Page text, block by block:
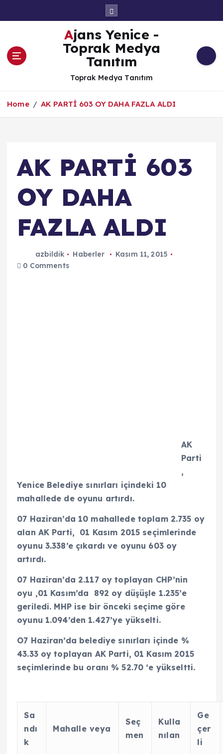
a
Ajans Yenice -
Toprak Medya
Tanıtım
Toprak Medya Tanıtım
Home AK PARTİ 603 OY DAHA FAZLA ALDI
AK PARTİ 603
OY DAHA
FAZLA ALDI
azbildik Haberler
Kasım 11, 2015
0 Comments
AK
Parti
,
Yenice Belediye sınırları içindeki 10
mahallede de oyunu artırdı.
07 Haziran’da 10 mahallede toplam 2.735 oy
alan AK Parti, 01 Kasım 2015 seçimlerinde
oyunu 3.338’e çıkardı ve oyunu 603 oy
artırdı.
07 Haziran’da 2.117 oy toplayan CHP’nin
oyu ,01 Kasım’da 892 oy düşüşle 1.235’e
geriledi. MHP ise bir önceki seçime göre
oyunu 1.094’den 1.427’ye yükselti.
O7 Haziran’da belediye sınırları içinde %
43.33 oy toplayan AK Parti, 01 Kasım 2015
seçimlerinde bu oranı % 52.70 ‘e yükseltti.
Sa
ndı
k
Mahalle veya
Seç
men
Kulla
nılan
Ge
çer
li